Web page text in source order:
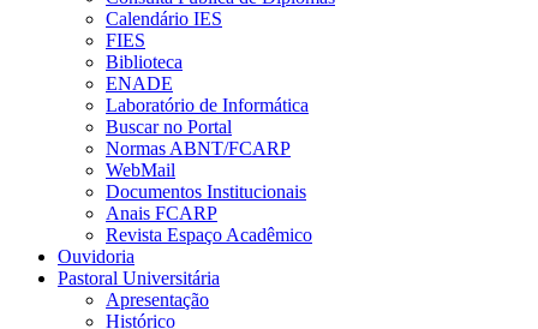
Calendário IES
FIES
Biblioteca
ENADE
Laboratório de Informática
Buscar no Portal
Normas ABNT/FCARP
WebMail
Documentos Institucionais
Anais FCARP
Revista Espaço Acadêmico
Ouvidoria
Pastoral Universitária
Apresentação
Histórico